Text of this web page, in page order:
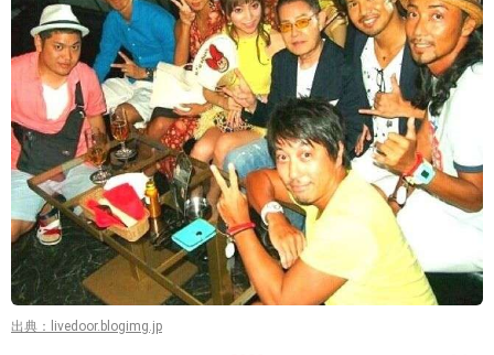
出典：livedoor.blogimg.jp